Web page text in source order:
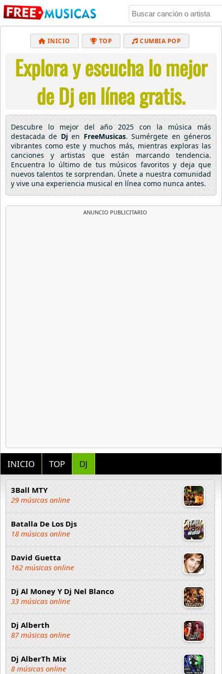
INICIO TOP CUMBIA POP
BACHATA MUSICA CRISTIANA
REGGAETON BALADAS ALTERNATIVO
ELECTRÓNICA CUMBIAS
Explora y escucha lo mejor
de Dj en línea gratis.
Descubre lo mejor del año 2025 con la música más
destacada de Djen FreeMusicas. Sumérgete en géneros
vibrantes como este y muchos más, mientras exploras las
canciones y artistas que están marcando tendencia.
Encuentra lo último de tus músicos favoritos y deja que
nuevos talentos te sorprendan. Únete a nuestra comunidad
y vive una experiencia musical en línea como nunca antes.
ANUNCIO PUBLICITARIO
INICIO TOP DJ
3Ball MTY
29 músicas online
Batalla De Los Djs
18 músicas online
David Guetta
162 músicas online
Dj Al Money Y Dj Nel Blanco
33 músicas online
Dj Alberth
87 músicas online
Dj AlberTh Mix
8 músicas online